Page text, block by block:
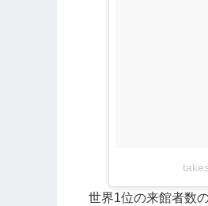
世界1位の来館者数